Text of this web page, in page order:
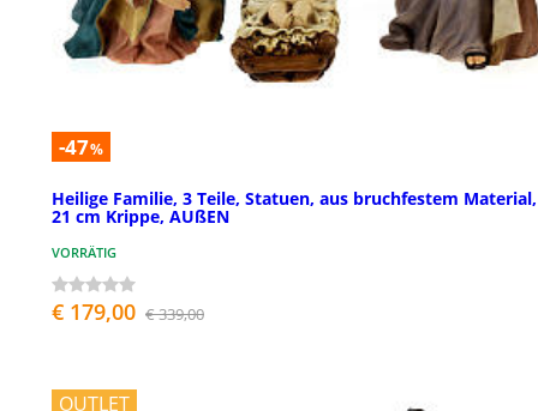
-47%
Heilige Familie, 3 Teile, Statuen, aus bruchfestem
21 cm Krippe, AUßEN
VORRÄTIG
€ 179,00 € 339,00
OUTLET